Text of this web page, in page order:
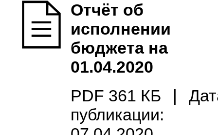
Отчёт об
исполнении
бюджета на
01.04.2020
PDF 361 КБ
|
публикации: